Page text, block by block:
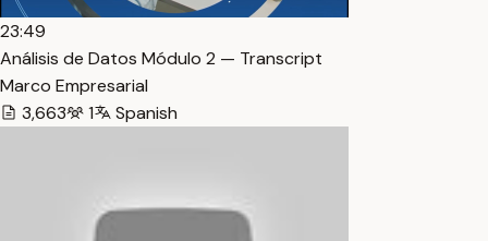
23:49
Análisis de Datos Módulo 2 — Transcript
Marco Empresarial
3,663
1 Spanish